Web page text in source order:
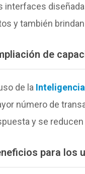
interfaces
y también
de
de la
número de
y se
para los